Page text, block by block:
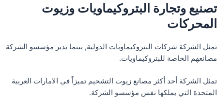
تصنيع وتجارة البتروكيماويات وزيوت
المحركات
تمثل الشركة شركات البتروكيماويات الدولية, بينما يدير مؤسسو الشركة
مصانعهم الخاصة للبتروكيماويات.
تمثل الشركة أحد أكثر مصانع زيوت التشحيم تميزاً في الامارات العربية
المتحدة التي يملكها نفس مؤسسو الشركة.